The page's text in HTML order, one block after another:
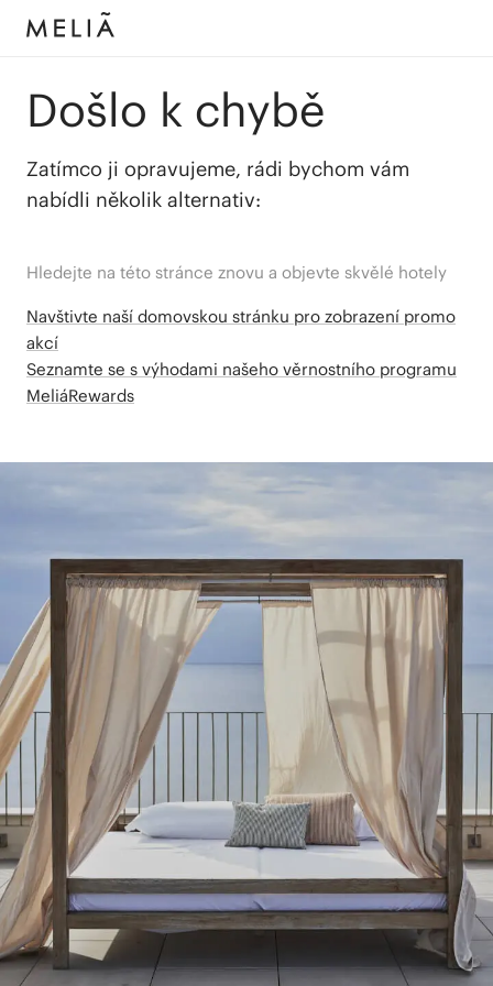
Došlo k chybě
Zatímco ji opravujeme, rádi bychom vám
nabídli několik alternativ:
Hledejte na této stránce znovu a objevte skvělé hotely
Navštivte naší domovskou stránku pro zobrazení promo
akcí
Seznamte se s výhodami našeho věrnostního programu
MeliáRewards